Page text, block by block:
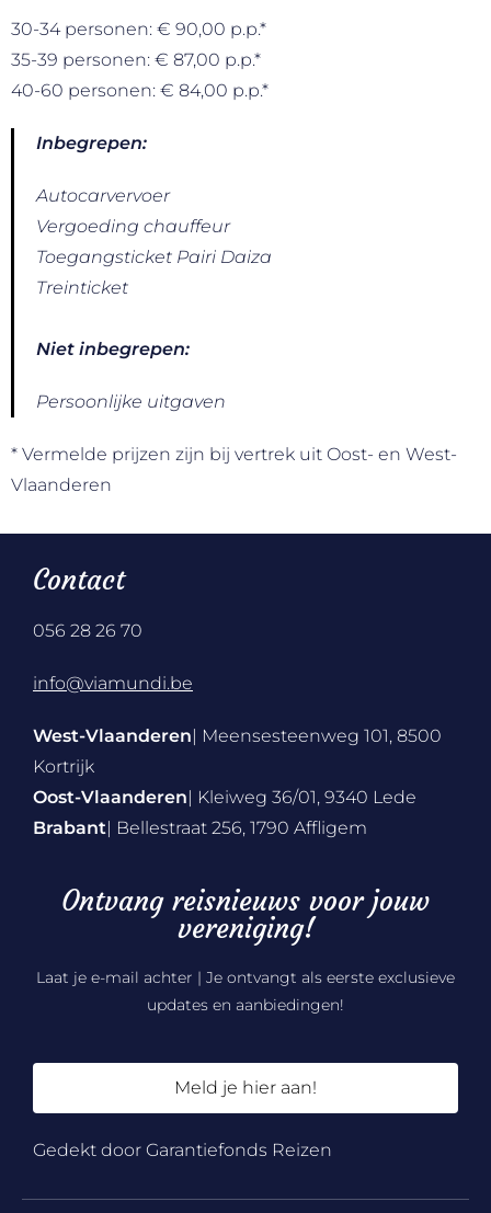
30-34 personen: € 90,00 p.p.*
35-39 personen: € 87,00 p.p.*
40-60 personen: € 84,00 p.p.*
Inbegrepen:
Autocarvervoer
Vergoeding chauffeur
Toegangsticket Pairi Daiza
Treinticket
Niet inbegrepen:
Persoonlijke uitgaven
* Vermelde prijzen zijn bij vertrek uit Oost- en West-
Vlaanderen
Contact
056 28 26 70
info@viamundi.be
West-Vlaanderen| Meensesteenweg 101, 8500
Kortrijk
Oost-Vlaanderen| Kleiweg 36/01, 9340 Lede
Brabant| Bellestraat 256, 1790 Affligem
Ontvang reisnieuws voor jouw
vereniging!
Laat je e-mail achter | Je ontvangt als eerste exclusieve
updates en aanbiedingen!
Meld je hier aan!
Gedekt door Garantiefonds Reizen